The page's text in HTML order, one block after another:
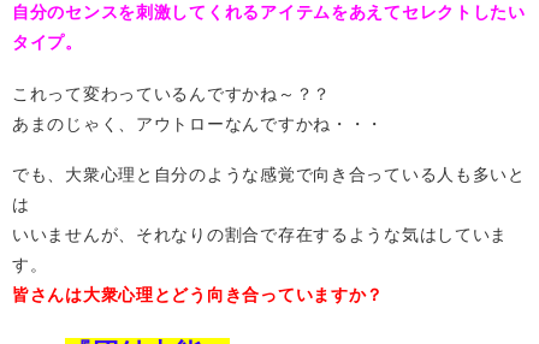
自分のセンスを刺激してくれるアイテムをあえてセレクトしたい
タイプ。
これって変わっているんですかね～？？
あまのじゃく、アウトローなんですかね・・・
でも、大衆心理と自分のような感覚で向き合っている人も多いと
は
いいませんが、それなりの割合で存在するような気はしていま
す。
皆さんは大衆心理とどう向き合っていますか？